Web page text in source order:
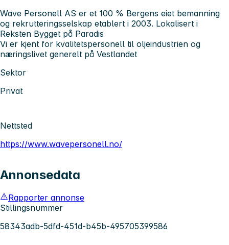
Wave Personell AS er et 100 % Bergens eiet bemanning
og rekrutteringsselskap etablert i 2003. Lokalisert i
Reksten Bygget på Paradis
Vi er kjent for kvalitetspersonell til oljeindustrien og
næringslivet generelt på Vestlandet
Sektor
Privat
Nettsted
https://www.wavepersonell.no/
Annonsedata
Rapporter annonse
Stillingsnummer
58343adb-5dfd-451d-b45b-495705399586